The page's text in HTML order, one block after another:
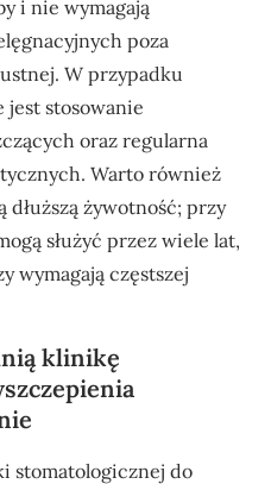
i nie wymagają
poza
W przypadku
stosowanie
oraz regularna
Warto również
dłuższą żywotność; przy
służyć przez wiele lat,
wymagają częstszej
klinikę
stomatologicznej do